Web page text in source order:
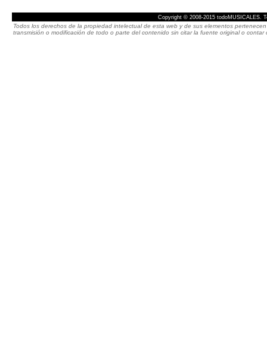
Copyright © 2008-2015 todoMUSICALES.
Todos los derechos de la propiedad intelectual de esta web y de sus elementos
transmisión o modificación de todo o parte del contenido sin citar la fuente original o